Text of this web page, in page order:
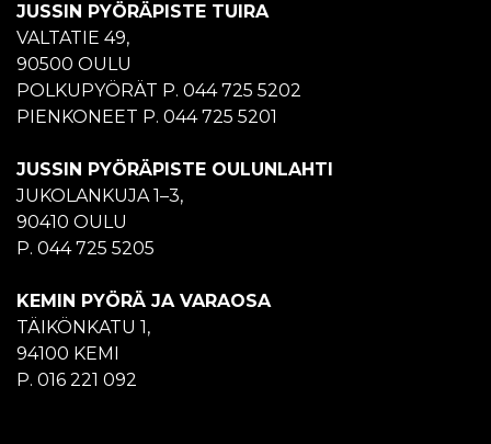
JUSSIN PYÖRÄPISTE TUIRA
VALTATIE 49,
90500 OULU
POLKUPYÖRÄT P. 044 725 5202
PIENKONEET P. 044 725 5201
JUSSIN PYÖRÄPISTE OULUNLAHTI
JUKOLANKUJA 1–3,
90410 OULU
P. 044 725 5205
KEMIN PYÖRÄ JA VARAOSA
TÄIKÖNKATU 1,
94100 KEMI
P. 016 221 092